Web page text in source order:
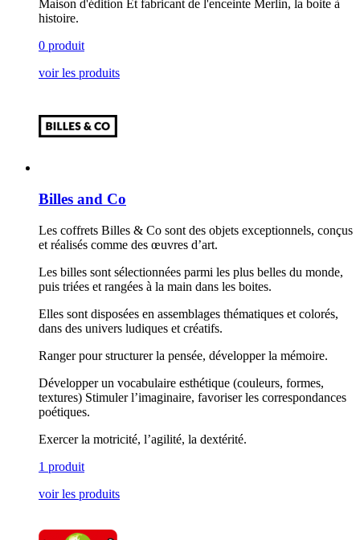
Maison d'édition Et fabricant de l'enceinte Merlin, la boite à
histoire.
0 produit
voir les produits
Billes and Co
Les coffrets Billes & Co sont des objets exceptionnels, conçus
et réalisés comme des œuvres d’art.
Les billes sont sélectionnées parmi les plus belles du monde,
puis triées et rangées à la main dans les boites.
Elles sont disposées en assemblages thématiques et colorés,
dans des univers ludiques et créatifs.
Ranger pour structurer la pensée, développer la mémoire.
Développer un vocabulaire esthétique (couleurs, formes,
textures) Stimuler l’imaginaire, favoriser les correspondances
poétiques.
Exercer la motricité, l’agilité, la dextérité.
1 produit
voir les produits